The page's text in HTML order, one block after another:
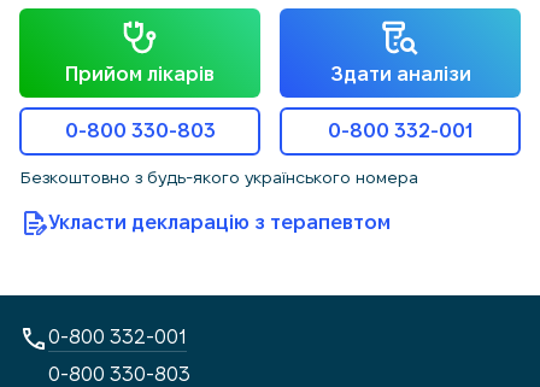
Прийом лікарів Здати аналізи
0-800 330-803 0-800 332-001
Безкоштовно з будь-якого українського номера
Укласти декларацію з терапевтом
0-800 332-001
0-800 330-803